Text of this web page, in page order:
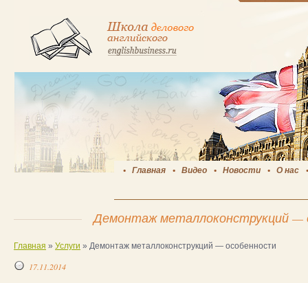
Главная Видео Новости О нас
Демонтаж металлоконструкций —
Главная » Услуги » Демонтаж металлоконструкций — особенности
17.11.2014